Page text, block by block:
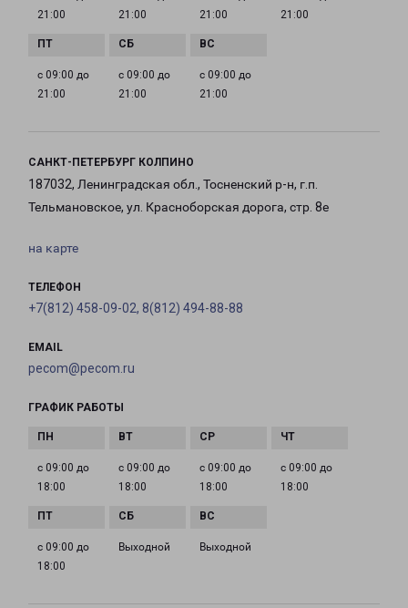
21:00
21:00
21:00
21:00
с 09:00 до
21:00
с 09:00 до
21:00
с 09:00 до
21:00
САНКТ-ПЕТЕРБУРГ КОЛПИНО
187032, Ленинградская обл., Тосненский р-н, г.п.
Тельмановское, ул. Красноборская дорога, стр. 8е
на карте
ТЕЛЕФОН
+7(812) 458-09-02, 8(812) 494-88-88
EMAIL
pecom@pecom.ru
ГРАФИК РАБОТЫ
с 09:00 до
18:00
с 09:00 до
18:00
с 09:00 до
18:00
с 09:00 до
18:00
с 09:00 до
18:00
Выходной Выходной